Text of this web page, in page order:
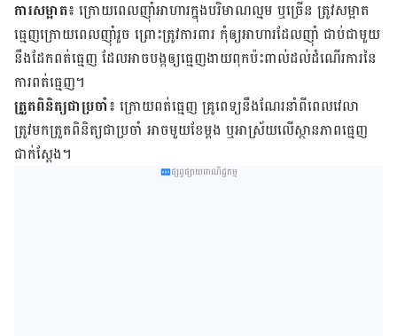
ការសម្អាត៖ ក្រោយពេលញ៉ាំអាហារក្នុងបរិមាណល្មម ឬច្រើន ត្រូវសម្អាត
ធ្មេញក្រោយពេលញ៉ាំរួច ព្រោះត្រូវការពារ កុំឲ្យអាហារដែលញ៉ាំ ជាប់ជាមួយ
នឹងដែកពត់ធ្មេញ ដែលអាចបង្កឲ្យធ្មេញងាយពុកប៉ះពាល់ដល់ដំណើរការនៃ
ការពត់ធ្មេញ។
ត្រួតពិនិត្យជាប្រចាំ៖ ក្រោយពត់ធ្មេញ គ្រូពេទ្យនឹងណែរនាំពីពេលវេលា
ត្រូវមកត្រួតពិនិត្យជាប្រចាំ អាចមួយខែម្ដង ឬ​អាស្រ័យលើស្ថានភាពធ្មេញ
ជាក់ស្ដែង។
ផ្សព្វផ្សាយពាណិជ្ជកម្ម